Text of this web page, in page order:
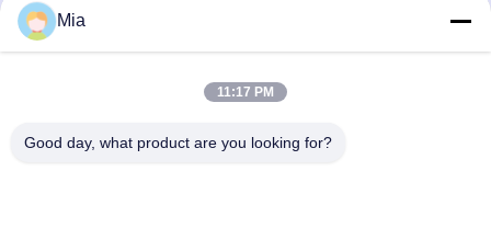
BEXKOM 高品質のPVC TPU シリコンケ
ーブル組み立てとワイヤハース 迅速な配
送と無料ツールデザイン
医療グレード
リ（オーバーモ
Mia
11:17 PM
Good day, what product are you looking for?